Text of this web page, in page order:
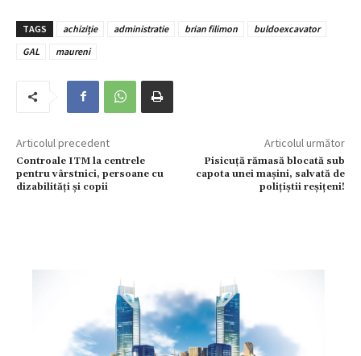
TAGS achiziție administratie brian filimon
buldoexcavator
GAL
maureni
Articolul precedent
Controale ITM la centrele
pentru vârstnici, persoane cu
dizabilități și copii
Articolul următor
Pisicuță rămasă blocată sub
capota unei mașini, salvată de
polițiștii reșițeni!